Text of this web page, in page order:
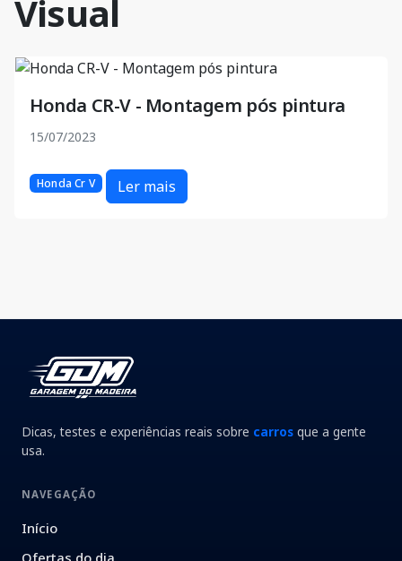
Visual
Honda CR-V - Montagem pós pintura
15/07/2023
Honda Cr V Ler mais
Dicas, testes e experiências reais sobre carros que a gente
usa.
NAVEGAÇÃO
Início
Ofertas do dia